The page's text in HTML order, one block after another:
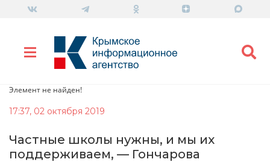
Элемент не найден!
17:37, 02 октября 2019
Частные школы нужны, и мы их
поддерживаем, — Гончарова